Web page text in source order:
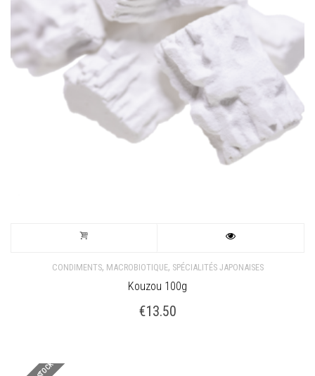
CONDIMENTS, MACROBIOTIQUE, SPÉCIALITÉS JAPONAISES
Kouzou 100g
€13.50